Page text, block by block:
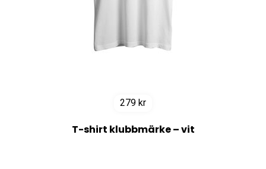
279 kr
T-shirt klubbmärke – vit